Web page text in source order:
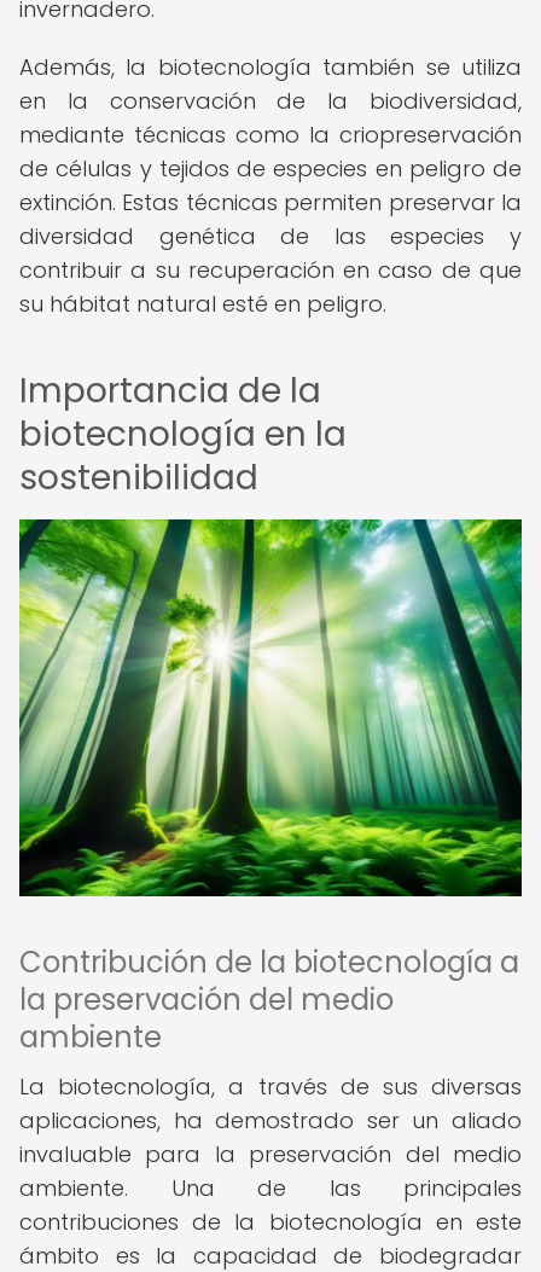
invernadero.
Además, la biotecnología también se utiliza
en la conservación de la biodiversidad,
mediante técnicas como la criopreservación
de células y tejidos de especies en peligro de
extinción. Estas técnicas permiten preservar la
diversidad genética de las especies y
contribuir a su recuperación en caso de que
su hábitat natural esté en peligro.
Importancia de la
biotecnología en la
sostenibilidad
Contribución de la biotecnología a
la preservación del medio
ambiente
La biotecnología, a través de sus diversas
aplicaciones, ha demostrado ser un aliado
invaluable para la preservación del medio
ambiente. Una de las principales
contribuciones de la biotecnología en este
ámbito es la capacidad de biodegradar